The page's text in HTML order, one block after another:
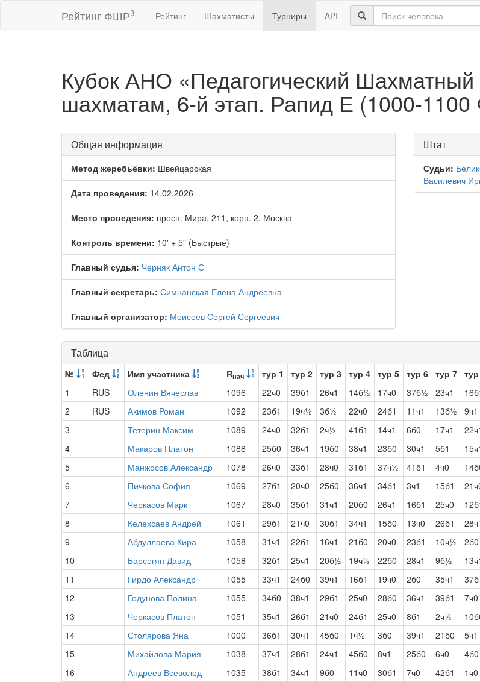
Рейтинг ФШРβ Рейтинг Шахматисты Турниры API
Кубок АНО «Педагогический
шахматам, 6-й этап. Рапид Е (1000-
Общая информация
Метод жеребьёвки: Швейцарская
Дата проведения: 14.02.2026
Место проведения: просп. Мира, 211, корп. 2, Москва
Контроль времени: 10' + 5" (Быстрые)
Главный судья: Черняк Антон С
Главный секретарь: Симнанская Елена Андреевна
Главный организатор: Моисеев Сергей Сергеевич
Штат
Судьи:
Василевич
Таблица
№ Фед Имя участника Rнач тур 1 тур 2 тур 3 тур 4 тур 5 тур 6 тур 7
1
RUS Оленин Вячеслав 1096 22ч0 39б1 26ч1 14б½ 17ч0 37б½ 23ч1
2
RUS Акимов Роман 1092 23б1 19ч½ 3б½ 22ч0 24б1 11ч1 13б½ 9ч1
3
Тетерин Максим 1089 24ч0 32б1 2ч½ 41б1 14ч1 6б0 17ч1
4
Макаров Платон 1088 25б0 36ч1 19б0 38ч1 23б0 30ч1 5б1
5
Манжосов Александр 1078 26ч0 33б1 28ч0 31б1 37ч½ 41б1 4ч0
6
Пичкова София 1069 27б1 20ч0 25б0 36ч1 34б1 3ч1 15б1
7
Черкасов Марк 1067 28ч0 35б1 31ч1 20б0 26ч1 16б1 25ч0
8
Келехсаев Андрей 1061 29б1 21ч0 30б1 34ч1 15б0 13ч0 26б1
9
Абдуллаева Кира 1058 31ч1 22б1 16ч1 21б0 20ч0 23б1 10ч½ 2б0
10
Барсегян Давид 1058 32б1 25ч1 20б½ 19ч½ 22б0 28ч1 9б½
11
Гирдо Александр 1055 33ч1 24б0 39ч1 16б1 19ч0 2б0 35ч1
12
Годунова Полина 1055 34б0 38ч1 29б1 25ч0 28б0 36ч1 39б1 7ч0
13
Черкасов Платон 1051 35ч1 26б1 21ч0 24б1 25ч0 8б1 2ч½
14
Столярова Яна 1000 36б1 30ч1 45б0 1ч½ 3б0 39ч1 21б0 5ч1
15
Михайлова Мария 1038 37ч1 28б1 24ч1 45б0 8ч1 25б0 6ч0 4б0
16
Андреев Всеволод 1035 38б1 34ч1 9б0 11ч0 30б1 7ч0 42б1 1ч0